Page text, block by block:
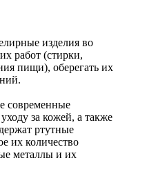
изделия во
работ (стирки,
пищи), оберегать их
современные
за кожей, а также
ртутные
их количество
металлы и их